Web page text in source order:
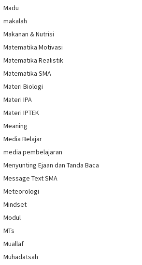
Madu
makalah
Makanan & Nutrisi
Matematika Motivasi
Matematika Realistik
Matematika SMA
Materi Biologi
Materi IPA
Materi IPTEK
Meaning
Media Belajar
media pembelajaran
Menyunting Ejaan dan Tanda Baca
Message Text SMA
Meteorologi
Mindset
Modul
MTs
Muallaf
Muhadatsah